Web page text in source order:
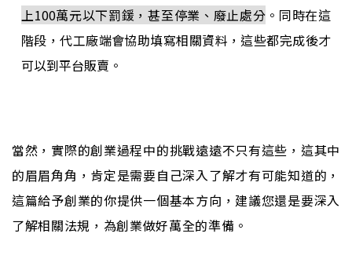
上100萬元以下罰鍰，甚至停業、廢止處分 。同時在這
階段，代工廠端會協助填寫相關資料，這些都完成後才
可以到平台販賣。
當然，實際的創業過程中的挑戰遠遠不只有這些，這其中
的眉眉角角，肯定是需要自己深入了解才有可能知道的，
這篇給予創業的你提供一個基本方向，建議您還是要深入
了解相關法規，為創業做好萬全的準備。